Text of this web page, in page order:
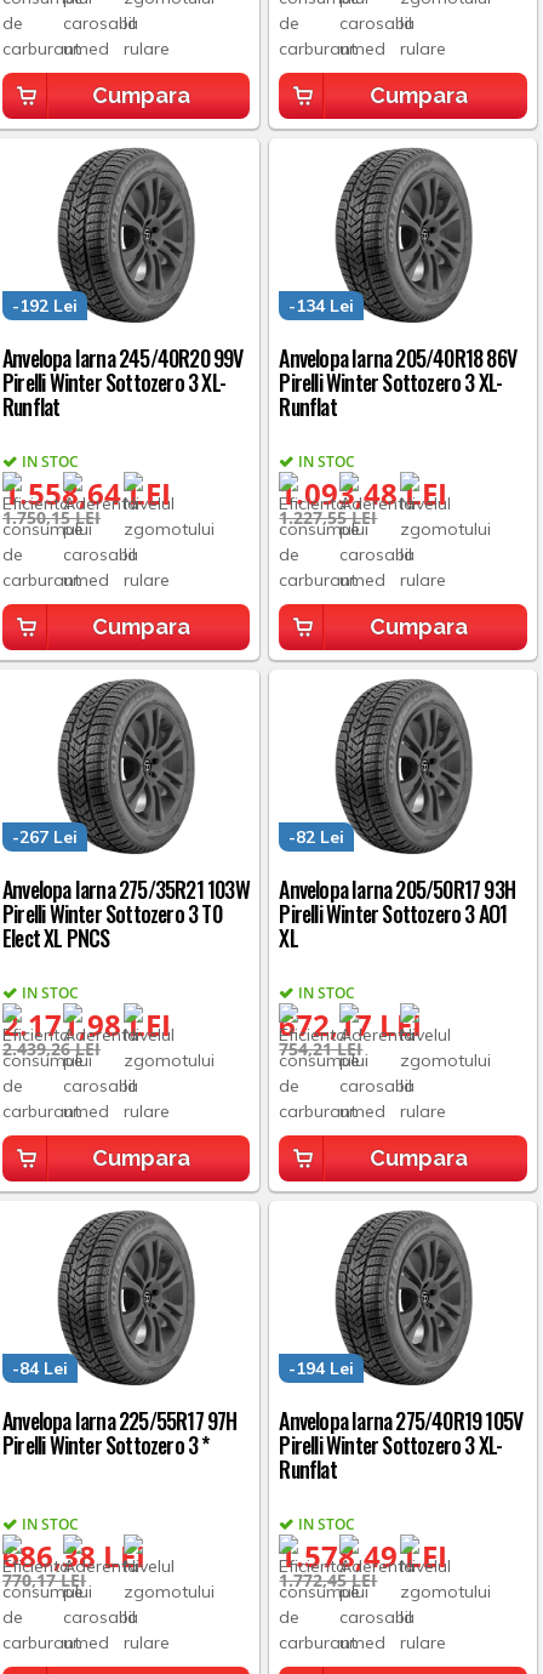
Cumpara Cumpara
Anvelopa Iarna 245/40R20 99V
Pirelli Winter Sottozero 3 XL-
Runflat
IN STOC
1.558,64 LEI
-192 Lei
1.750,15 LEI
Cumpara
Anvelopa Iarna 205/40R18 86V
Pirelli Winter Sottozero 3 XL-
Runflat
IN STOC
1.093,48 LEI
-134 Lei
1.227,55 LEI
Cumpara
Anvelopa Iarna 275/35R21 103W
Pirelli Winter Sottozero 3 T0
Elect XL PNCS
IN STOC
2.171,98 LEI
-267 Lei
2.439,26 LEI
Cumpara
Anvelopa Iarna 205/50R17 93H
Pirelli Winter Sottozero 3 AO1
XL
IN STOC
672,17 LEI
-82 Lei
754,21 LEI
Cumpara
Anvelopa Iarna 225/55R17 97H
Pirelli Winter Sottozero 3 *
IN STOC
686,38 LEI
-84 Lei
770,17 LEI
Anvelopa Iarna 275/40R19 105V
Pirelli Winter Sottozero 3 XL-
Runflat
IN STOC
1.578,49 LEI
-194 Lei
1.772,45 LEI